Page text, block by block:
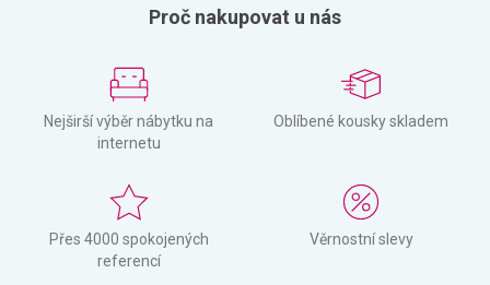
Proč nakupovat u nás
Nejširší výběr nábytku na
internetu
Oblíbené kousky skladem
Přes 4000 spokojených
referencí
Věrnostní slevy